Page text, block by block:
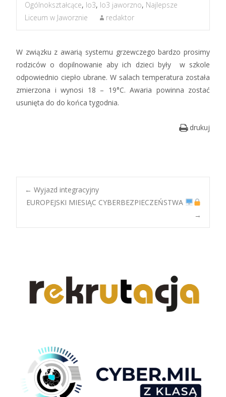
Ogólnokształcące, lo3, lo3 jaworzno, Najlepsze
Liceum w Jaworznie
redaktor
W związku z awarią systemu grzewczego bardzo prosimy
rodziców o dopilnowanie aby ich dzieci były w szkole
odpowiednio ciepło ubrane. W salach temperatura została
zmierzona i wynosi 18 – 19°C. Awaria powinna zostać
usunięta do do końca tygodnia.
drukuj
Post
navigation
← Wyjazd integracyjny
EUROPEJSKI MIESIĄC CYBERBEZPIECZEŃSTWA
→